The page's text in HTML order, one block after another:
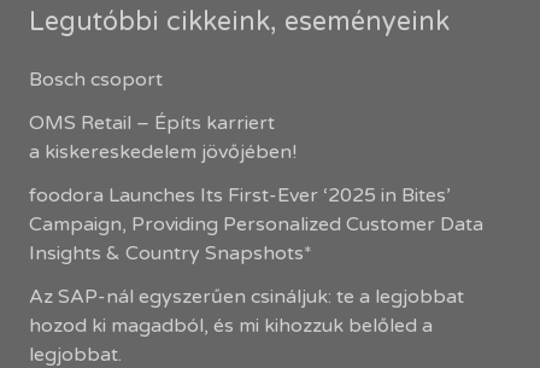
Legutóbbi cikkeink, eseményeink
Bosch csoport
OMS Retail – Építs karriert
a kiskereskedelem jövőjében!
foodora Launches Its First-Ever ‘2025 in Bites’
Campaign, Providing Personalized Customer Data
Insights & Country Snapshots*
Az SAP-nál egyszerűen csináljuk: te a legjobbat
hozod ki magadból, és mi kihozzuk belőled a
legjobbat.